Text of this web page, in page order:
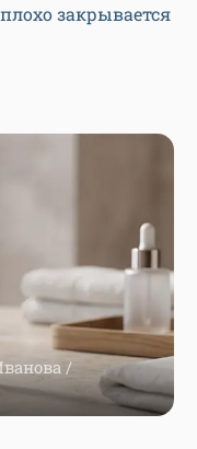
закрывается
/